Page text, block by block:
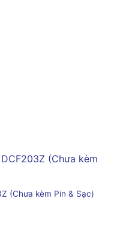
(Chưa kèm Pin & Sạc)